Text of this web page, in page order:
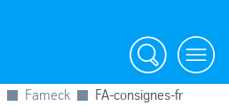
Search Menu
Fameck FA-consignes-fr